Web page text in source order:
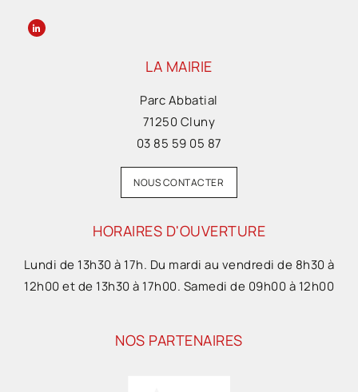
LA MAIRIE
Parc Abbatial
71250 Cluny
03 85 59 05 87
NOUS CONTACTER
HORAIRES D'OUVERTURE
Lundi de 13h30 à 17h. Du mardi au vendredi de 8h30 à
12h00 et de 13h30 à 17h00. Samedi de 09h00 à 12h00
NOS PARTENAIRES